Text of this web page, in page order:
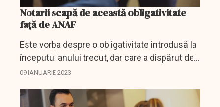
Notarii scapă de această obligativitate
față de ANAF
Este vorba despre o obligativitate introdusă la
începutul anului trecut, dar care a dispărut de
la 1 ianuarie 2023.
09 IANUARIE 2023